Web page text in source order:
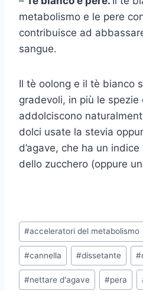
metabolismo e le pere
contribuisce ad
sangue.
Il tè oolong e il tè bianco
gradevoli, in più le spezie
addolciscono
dolci usate la stevia
d’agave, che ha un
dello zucchero (oppure
Tag
articolo:
#acceleratori del metabolismo
#cannella #dissetante #
#nettare d'agave #pera